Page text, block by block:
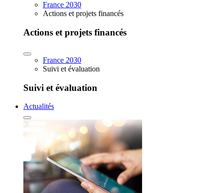
France 2030
Actions et projets financés
Actions et projets financés
France 2030
Suivi et évaluation
Suivi et évaluation
Actualités